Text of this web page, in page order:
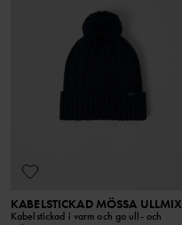
KABELSTICKAD MÖSSA ULLMIX
Kabelstickad i varm och go ull- och